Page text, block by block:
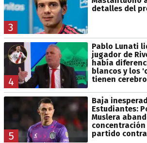
3
detalles del
4
Pablo Lunati
jugador de
había
blancos y los
tienen
5
Baja
Estudiantes:
Muslera
concentración
partido contra